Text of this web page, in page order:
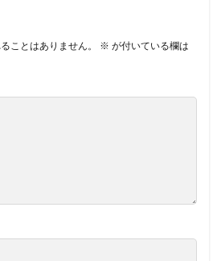
ことはありません。 ※ が付いている欄は